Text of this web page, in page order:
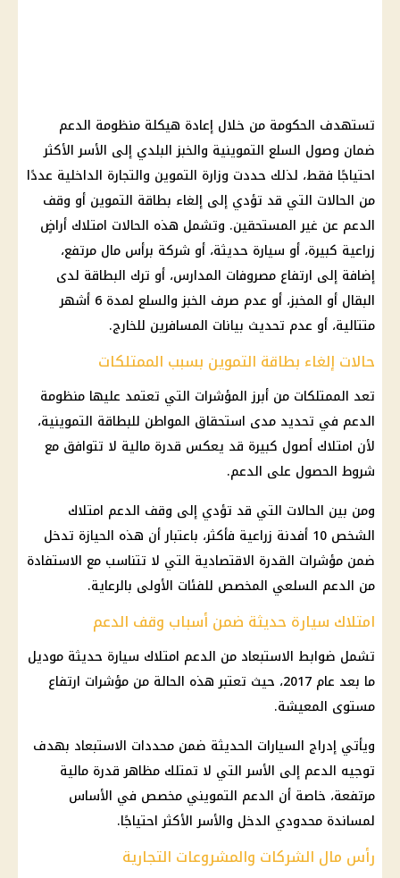
تستهدف الحكومة من خلال إعادة هيكلة منظومة الدعم
ضمان وصول السلع التموينية والخبز البلدي إلى الأسر الأكثر
احتياجًا فقط، لذلك حددت وزارة التموين والتجارة الداخلية عددًا
من الحالات التي قد تؤدي إلى إلغاء بطاقة التموين أو وقف
الدعم عن غير المستحقين. وتشمل هذه الحالات امتلاك أراضٍ
زراعية كبيرة، أو سيارة حديثة، أو شركة برأس مال مرتفع،
إضافة إلى ارتفاع مصروفات المدارس، أو ترك البطاقة لدى
البقال أو المخبز، أو عدم صرف الخبز والسلع لمدة 6 أشهر
متتالية، أو عدم تحديث بيانات المسافرين للخارج.
حالات إلغاء بطاقة التموين بسبب الممتلكات
تعد الممتلكات من أبرز المؤشرات التي تعتمد عليها منظومة
الدعم في تحديد مدى استحقاق المواطن للبطاقة التموينية،
لأن امتلاك أصول كبيرة قد يعكس قدرة مالية لا تتوافق مع
شروط الحصول على الدعم.
ومن بين الحالات التي قد تؤدي إلى وقف الدعم امتلاك
الشخص 10 أفدنة زراعية فأكثر، باعتبار أن هذه الحيازة تدخل
ضمن مؤشرات القدرة الاقتصادية التي لا تتناسب مع الاستفادة
من الدعم السلعي المخصص للفئات الأولى بالرعاية.
امتلاك سيارة حديثة ضمن أسباب وقف الدعم
تشمل ضوابط الاستبعاد من الدعم امتلاك سيارة حديثة موديل
ما بعد عام 2017، حيث تعتبر هذه الحالة من مؤشرات ارتفاع
مستوى المعيشة.
ويأتي إدراج السيارات الحديثة ضمن محددات الاستبعاد بهدف
توجيه الدعم إلى الأسر التي لا تمتلك مظاهر قدرة مالية
مرتفعة، خاصة أن الدعم التمويني مخصص في الأساس
لمساندة محدودي الدخل والأسر الأكثر احتياجًا.
رأس مال الشركات والمشروعات التجارية